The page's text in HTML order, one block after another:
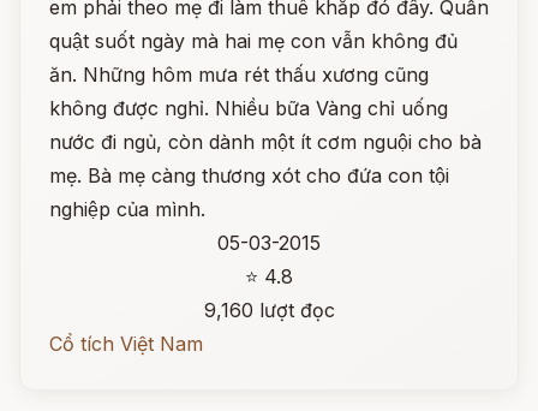
em phải theo mẹ đi làm thuê khắp đó đây. Quần
quật suốt ngày mà hai mẹ con vẫn không đủ
ăn. Những hôm mưa rét thấu xương cũng
không được nghỉ. Nhiều bữa Vàng chỉ uống
nước đi ngủ, còn dành một ít cơm nguội cho bà
mẹ. Bà mẹ càng thương xót cho đứa con tội
nghiệp của mình.
05-03-2015
⭐ 4.8
9,160 lượt đọc
Cổ tích Việt Nam